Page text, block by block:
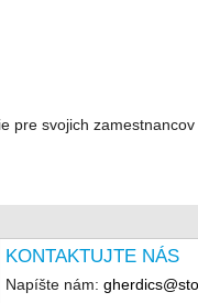
svojich
KONTAKTUJTE NÁS
Napíšte nám: